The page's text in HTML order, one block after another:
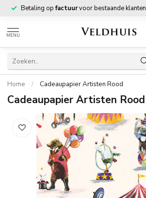
Betaling opfactuurvoor bestaande klanten
MENU
Home / Cadeaupapier Artisten Rood
Cadeaupapier Artisten Rood